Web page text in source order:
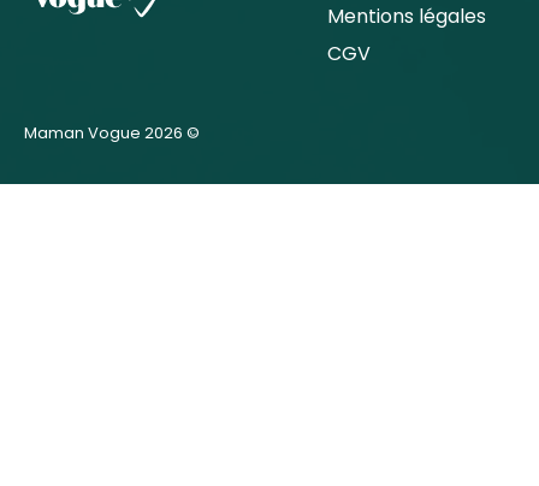
Mentions légales
CGV
Maman Vogue 2026 ©